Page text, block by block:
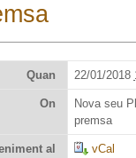
Quan 22/01/2018
On
Nova seu
premsa
al
vCal